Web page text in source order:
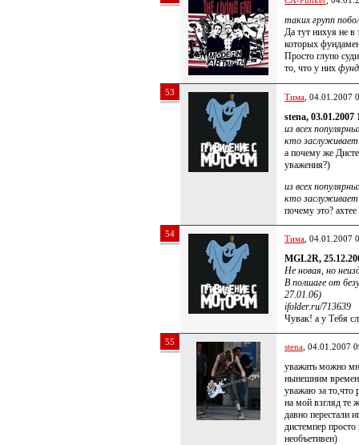
таких групп
Да тут нихуя не в
которых
Просто глупо
то, что у них
53 Тима , 04.01.2007
stena, 03.01.2007
из всех
кто
а почему же
уважения?)
из всех
кто
почему это?
54 Тима , 04.01.2007
MGL2R,
Не новая, но
В полшаге от
27.01.06)
ifolder.ru/713639
Чувак! а у Тебя
55 stena , 04.01.2007
уважать можно
нынешним времен
уважаю за то,что
на мой взгляд те
давно перестали
дистемпер
необъетивен)